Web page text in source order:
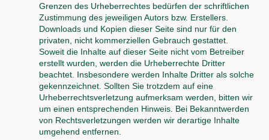
Grenzen des Urheberrechtes bedürfen der schriftlichen
Zustimmung des jeweiligen Autors bzw. Erstellers.
Downloads und Kopien dieser Seite sind nur für den
privaten, nicht kommerziellen Gebrauch gestattet.
Soweit die Inhalte auf dieser Seite nicht vom Betreiber
erstellt wurden, werden die Urheberrechte Dritter
beachtet. Insbesondere werden Inhalte Dritter als solche
gekennzeichnet. Sollten Sie trotzdem auf eine
Urheberrechtsverletzung aufmerksam werden, bitten wir
um einen entsprechenden Hinweis. Bei Bekanntwerden
von Rechtsverletzungen werden wir derartige Inhalte
umgehend entfernen.